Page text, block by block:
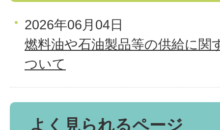
2026年06月04日
燃料油や石油製品等の供給に関
ついて
よく見られるページ